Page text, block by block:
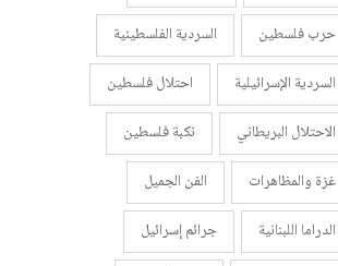
حرب فلسطين
السردية الفلسطينية
السردية الإسرائيلية
احتلال فلسطين
الاحتلال البريطاني
نكبة فلسطين
غزة والمظاهرات
الفن الجميل
الدراما اللبنانية
جرائم إسرائيل